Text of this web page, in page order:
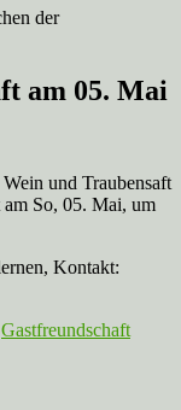
der
am 05. Mai
und Traubensaft
am So, 05. Mai, um
Kontakt:
Gastfreundschaft